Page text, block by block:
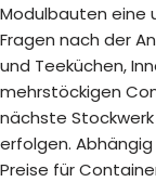
Modulbauten eine
Fragen nach der
und Teeküchen,
mehrstöckigen
nächste
erfolgen.
Preise für